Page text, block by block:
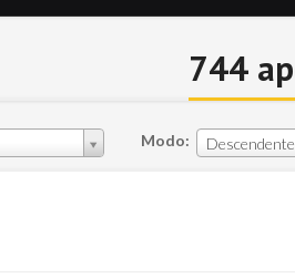
744
Modo: Descendente